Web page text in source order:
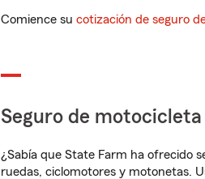
Comience su cotización de seguro
Seguro de motocicleta
¿Sabía que State Farm ha ofrecido
ruedas, ciclomotores y motonetas.